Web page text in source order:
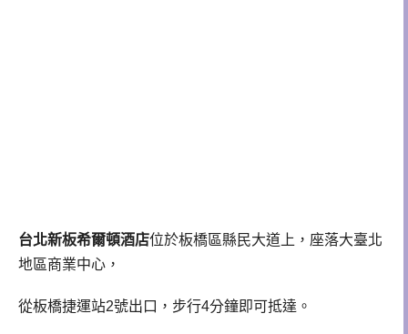
台北新板希爾頓酒店位於板橋區縣民大道上，座落大臺北
地區商業中心，
從板橋捷運站2號出口，步行4分鐘即可抵達。